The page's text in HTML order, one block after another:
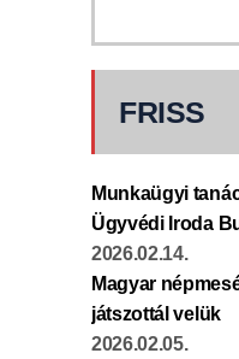
FRISS
Munkaügyi
Ügyvédi Iroda
2026.02.14.
Magyar
játszottál velük
2026.02.05.